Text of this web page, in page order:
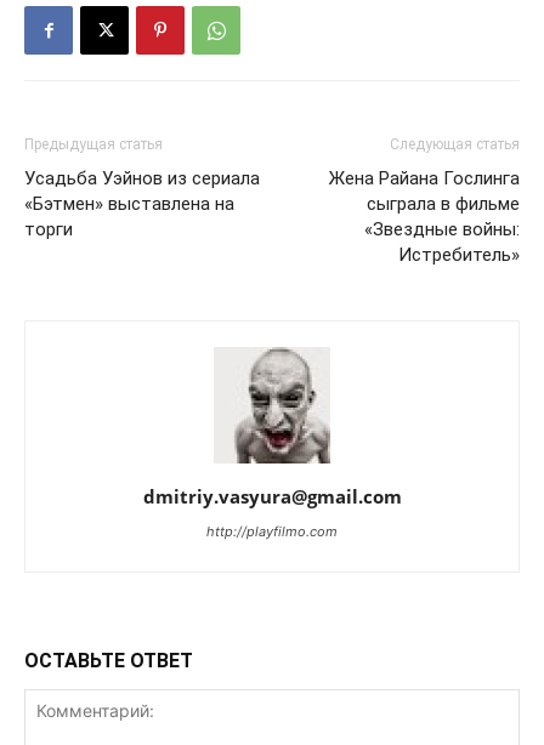
Предыдущая статья
Усадьба Уэйнов из сериала
«Бэтмен» выставлена на
торги
Следующая статья
Жена Райана Гослинга
сыграла в фильме
«Звездные войны:
Истребитель»
dmitriy.vasyura@gmail.com
http://playfilmo.com
ОСТАВЬТЕ ОТВЕТ